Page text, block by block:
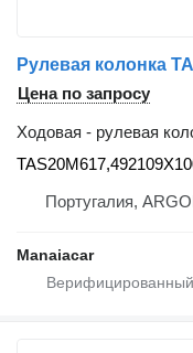
Цена по запросу
Ходовая - рулевая
Португалия,
Manaiacar